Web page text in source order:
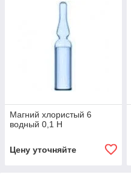
Магний хлористый 6
водный 0,1 Н
Цену уточняйте